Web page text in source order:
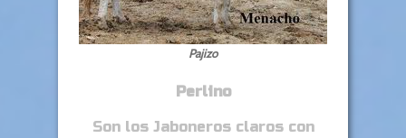
Pajizo
Perlino
Son los Jaboneros claros con